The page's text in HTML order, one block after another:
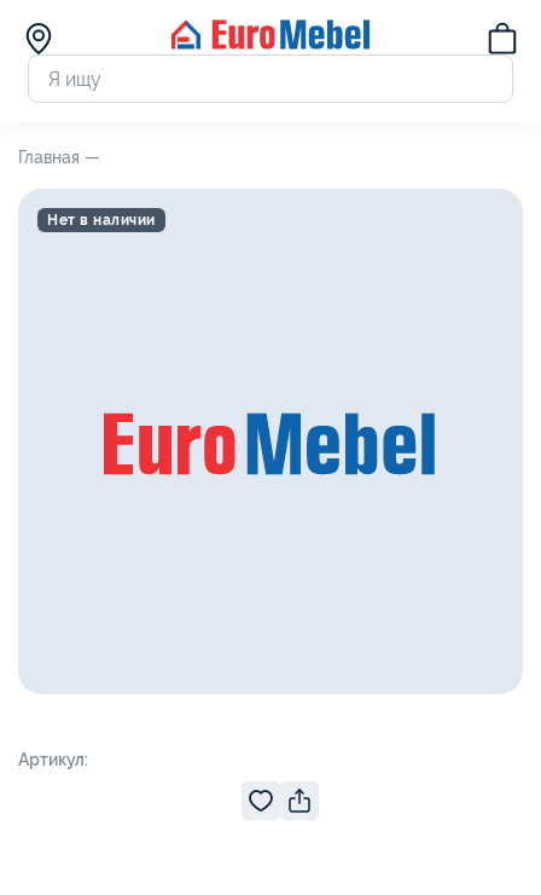
Главная —
Артикул:
Нет в наличии